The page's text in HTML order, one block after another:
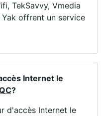
TekSavvy, Vmedia
offrent un service
Internet le
?
d'accès Internet le